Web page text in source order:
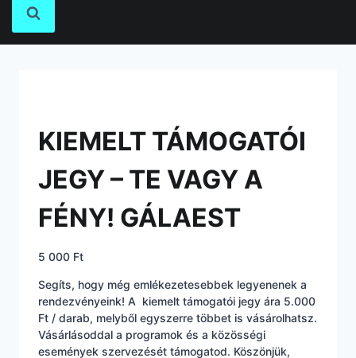
KIEMELT TÁMOGATÓI
JEGY – TE VAGY A
FÉNY! GÁLAEST
5 000 Ft
Segíts, hogy még emlékezetesebbek legyenenek a
rendezvényeink! A kiemelt támogatói jegy ára 5.000
Ft / darab, melyből egyszerre többet is vásárolhatsz.
Vásárlásoddal a programok és a közösségi
események szervezését támogatod. Köszönjük,